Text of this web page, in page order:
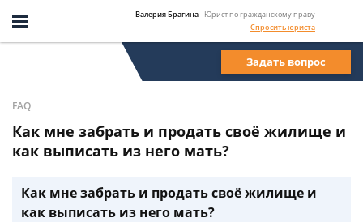
Валерия Брагина- Юрист по гражданскому праву
Спросить юриста
Задать вопрос
FAQ
Как мне забрать и продать своё жилище и
как выписать из него мать?
Как мне забрать и продать своё жилище и
как выписать из него мать?